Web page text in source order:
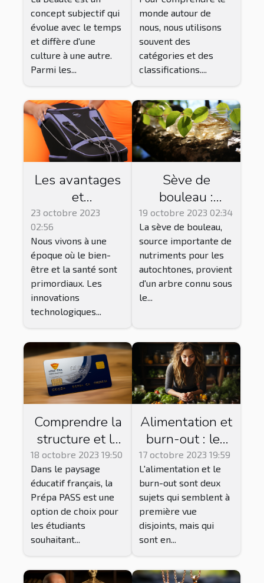
masculinité ?
concept subjectif qui
évolue avec le temps
et diffère d'une
culture à une autre.
Parmi les...
catégorisée
monde autour de
nous, nous utilisons
souvent des
catégories et des
classifications....
Les avantages
et
inconvénients
des bottes de
pressothérapie
23 octobre 2023
02:56
Nous vivons à une
époque où le bien-
être et la santé sont
primordiaux. Les
innovations
technologiques...
Sève de
bouleau :
Bienfaits,
précautions et
effets
secondaires
19 octobre 2023 02:34
La sève de bouleau,
source importante de
nutriments pour les
autochtones, provient
d'un arbre connu sous
le...
Comprendre la
structure et le
fonctionnement
de la Prépa
PASS
18 octobre 2023 19:50
Dans le paysage
éducatif français, la
Prépa PASS est une
option de choix pour
les étudiants
souhaitant...
Alimentation et
burn-out : les
bons choix pour
réduire le
stress
17 octobre 2023 19:59
L'alimentation et le
burn-out sont deux
sujets qui semblent à
première vue
disjoints, mais qui
sont en...